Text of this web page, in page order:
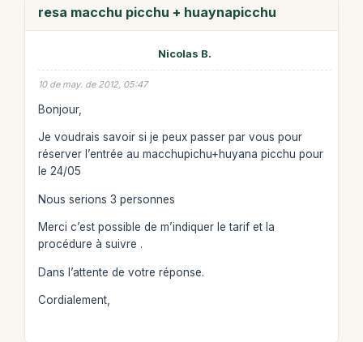
resa macchu picchu + huaynapicchu
Nicolas B.
10 de may. de 2012, 05:47
Bonjour,
Je voudrais savoir si je peux passer par vous pour
réserver l’entrée au macchupichu+huyana picchu pour
le 24/05
Nous serions 3 personnes
Merci c’est possible de m’indiquer le tarif et la
procédure à suivre .
Dans l’attente de votre réponse.
Cordialement,